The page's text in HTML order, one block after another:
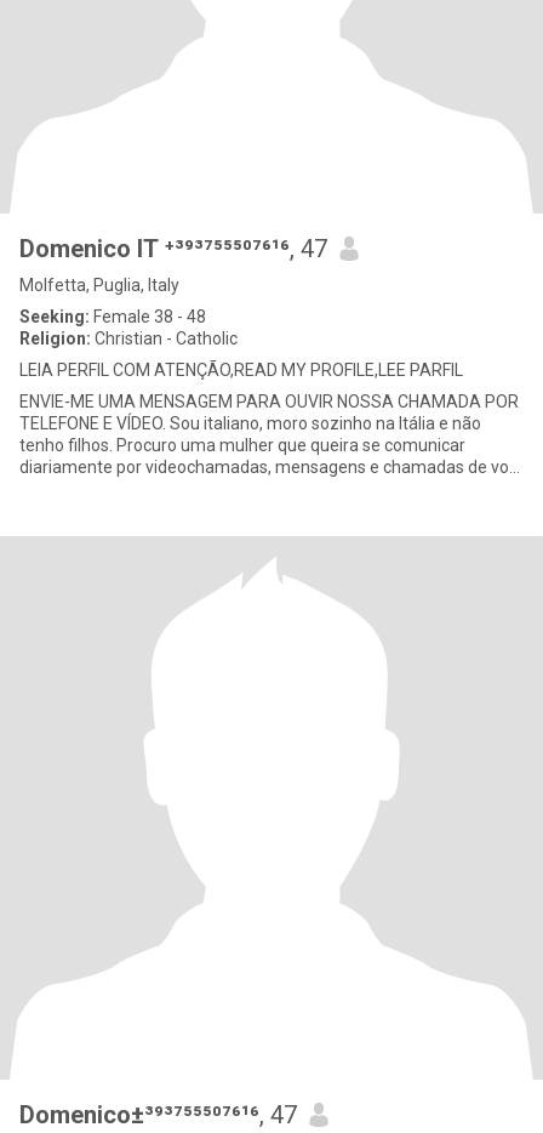
Domenico IT ⁺³⁹³⁷⁵⁵⁵⁰⁷⁶¹⁶, 47
Molfetta, Puglia, Italy
Seeking: Female 38 - 48
Religion: Christian - Catholic
LEIA PERFIL COM ATENÇÃO,READ MY PROFILE,LEE PARFIL
ENVIE-ME UMA MENSAGEM PARA OUVIR NOSSA CHAMADA POR
TELEFONE E VÍDEO. Sou italiano, moro sozinho na Itália e não
tenho filhos. Procuro uma mulher que queira se comunicar
diariamente por videochamadas, mensagens e chamadas de voz
Domenico±³⁹³⁷⁵⁵⁵⁰⁷⁶¹⁶, 47